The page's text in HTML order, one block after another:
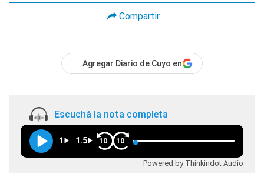
Compartir
Agregar Diario de Cuyo en
Escuchá la nota completa
1 1.5 10 10
Powered by Thinkindot Audio